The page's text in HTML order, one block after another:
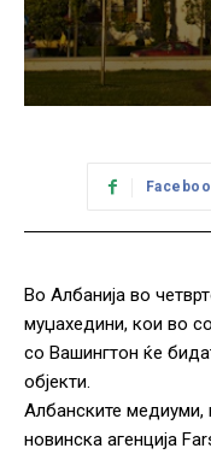
Во Албанија во
муџахедини, кои во
со Вашингтон ќе
објекти.
Албанските медиуми,
новинска агенција